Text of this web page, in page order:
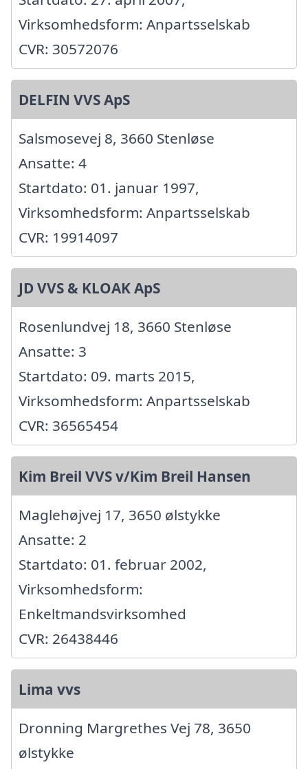
Virksomhedsform: Anpartsselskab
CVR: 30572076
DELFIN VVS ApS
Salsmosevej 8, 3660 Stenløse
Ansatte: 4
Startdato: 01. januar 1997,
Virksomhedsform: Anpartsselskab
CVR: 19914097
JD VVS & KLOAK ApS
Rosenlundvej 18, 3660 Stenløse
Ansatte: 3
Startdato: 09. marts 2015,
Virksomhedsform: Anpartsselskab
CVR: 36565454
Kim Breil VVS v/Kim Breil Hansen
Maglehøjvej 17, 3650 ølstykke
Ansatte: 2
Startdato: 01. februar 2002,
Virksomhedsform:
Enkeltmandsvirksomhed
CVR: 26438446
Lima vvs
Dronning Margrethes Vej 78, 3650
ølstykke